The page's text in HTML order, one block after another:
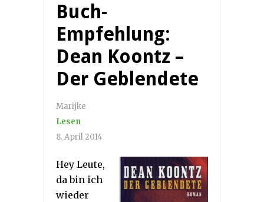
Buch-
Empfehlung:
Dean Koontz –
Der Geblendete
Marijke
Lesen
8. April 2014
Hey Leute,
da bin ich
wieder